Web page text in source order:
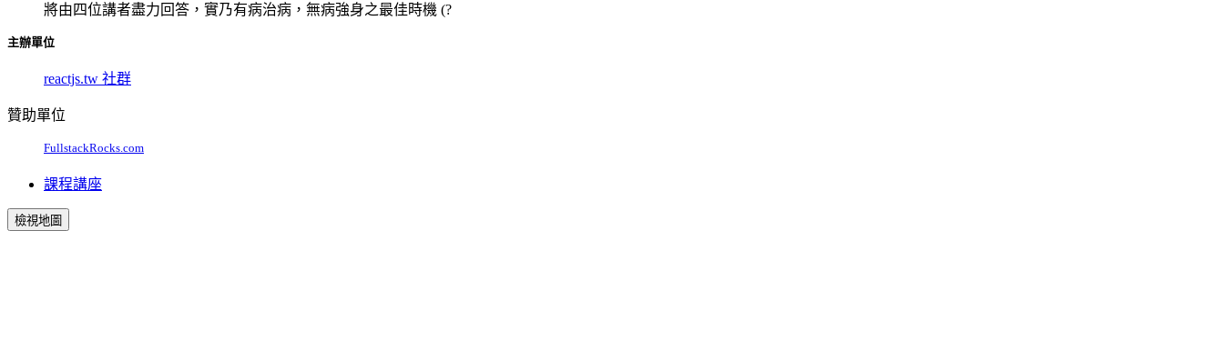
將由四位講者盡力回答，實乃有病治病，無病強身之最佳時機 (?
主辦單位
reactjs.tw 社群
贊助單位
FullstackRocks.com
課程講座
檢視地圖